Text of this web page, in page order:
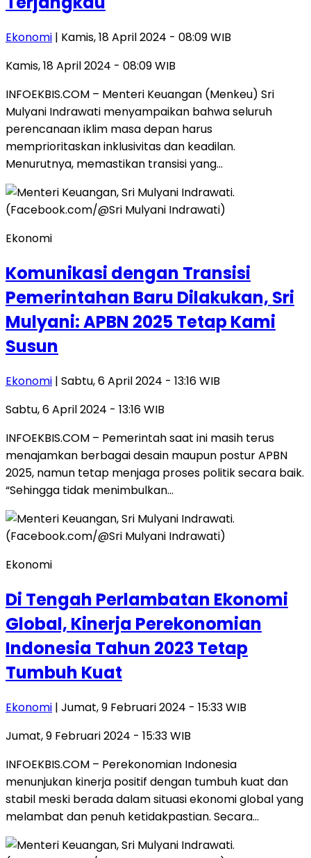
Ekonomi | Kamis, 18 April 2024 - 08:09 WIB
Kamis, 18 April 2024 - 08:09 WIB
INFOEKBIS.COM – Menteri Keuangan (Menkeu) Sri
Mulyani Indrawati menyampaikan bahwa seluruh
perencanaan iklim masa depan harus
memprioritaskan inklusivitas dan keadilan.
Menurutnya, memastikan transisi yang…
Ekonomi
Komunikasi dengan Transisi
Pemerintahan Baru Dilakukan, Sri
Mulyani: APBN 2025 Tetap Kami
Susun
Ekonomi | Sabtu, 6 April 2024 - 13:16 WIB
Sabtu, 6 April 2024 - 13:16 WIB
INFOEKBIS.COM – Pemerintah saat ini masih terus
menajamkan berbagai desain maupun postur APBN
2025, namun tetap menjaga proses politik secara baik.
“Sehingga tidak menimbulkan…
Ekonomi
Di Tengah Perlambatan Ekonomi
Global, Kinerja Perekonomian
Indonesia Tahun 2023 Tetap
Tumbuh Kuat
Ekonomi | Jumat, 9 Februari 2024 - 15:33 WIB
Jumat, 9 Februari 2024 - 15:33 WIB
INFOEKBIS.COM – Perekonomian Indonesia
menunjukan kinerja positif dengan tumbuh kuat dan
stabil meski berada dalam situasi ekonomi global yang
melambat dan penuh ketidakpastian. Secara…